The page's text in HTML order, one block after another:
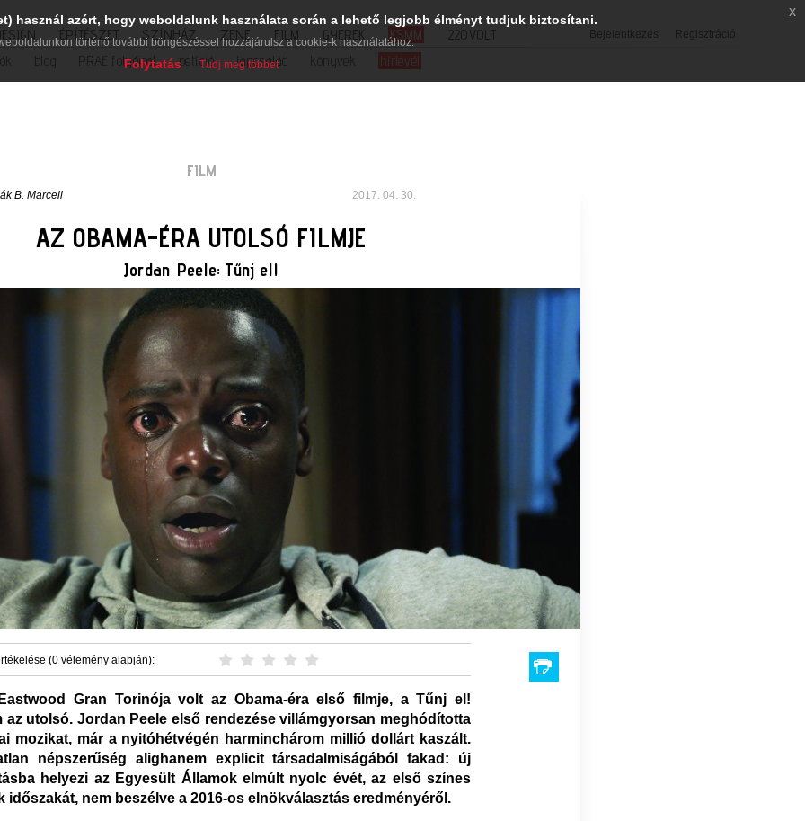
Bejelentkezés Regisztráció
ÉPÍTÉSZET SZÍNHÁZ ZENE FILM GYEREK KSMM
220VOLT
blog PRAE folyóirat petíció lapcsalád könyvek hírlevél
FILM
B. Marcell 2017. 04. 30.
AZ OBAMA-ÉRA UTOLSÓ FILMJE
Jordan Peele: Tűnj el!
(0 vélemény alapján):
Gran Torinója volt az Obama-éra első filmje, a Tűnj el!
az utolsó. Jordan Peele első rendezése villámgyorsan meghódította
mozikat, már a nyitóhétvégén harminchárom millió dollárt kaszált.
népszerűség alighanem explicit társadalmiságából fakad: új
helyezi az Egyesült Államok elmúlt nyolc évét, az első színes
időszakát, nem beszélve a 2016-os elnökválasztás eredményéről.
használ azért, hogy weboldalunk használata során a lehető legjobb élményt tudjuk biztosítani.
történő további böngészéssel hozzájárulsz a cookie-k használatához.
Folytatás Tudj meg többet
x